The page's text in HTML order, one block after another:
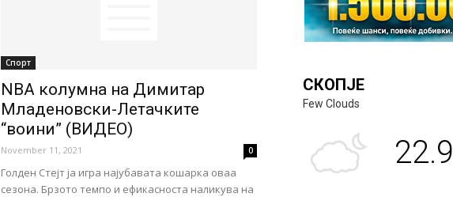
Спорт
NBA колумна на Димитар
Младеновски-Летачките
“воини” (ВИДЕО)
November 11, 2021 0
Голден Стејт ја игра најубавата кошарка оваа
сезона. Брзото темпо и ефикасноста наликува на
СКОПЈЕ
Few Clouds
22.9